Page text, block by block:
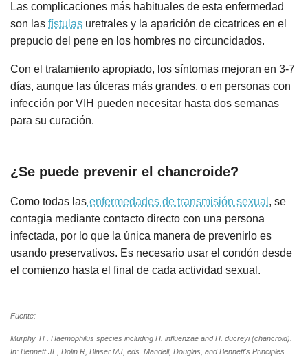
Las complicaciones más habituales de esta enfermedad
son las fístulas uretrales y la aparición de cicatrices en el
prepucio del pene en los hombres no circuncidados.
Con el tratamiento apropiado, los síntomas mejoran en 3-7
días, aunque las úlceras más grandes, o en personas con
infección por VIH pueden necesitar hasta dos semanas
para su curación.
¿Se puede prevenir el chancroide?
Como todas las enfermedades de transmisión sexual , se
contagia mediante contacto directo con una persona
infectada, por lo que la única manera de prevenirlo es
usando preservativos. Es necesario usar el condón desde
el comienzo hasta el final de cada actividad sexual.
Fuente:
Murphy TF. Haemophilus species including H. influenzae and H. ducreyi (chancroid).
In: Bennett JE, Dolin R, Blaser MJ, eds. Mandell, Douglas, and Bennett's Principles